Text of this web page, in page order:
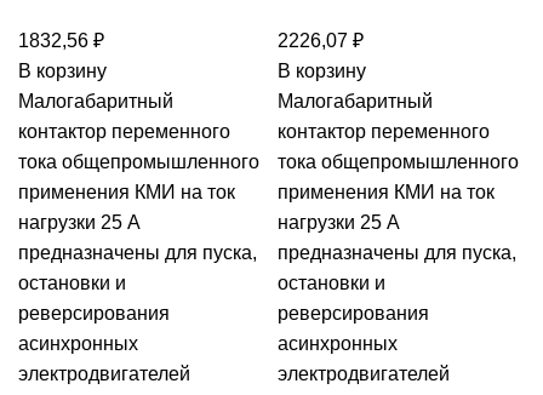
1832,56 ₽
В корзину
Малогабаритный
контактор переменного
тока общепромышленного
применения КМИ на ток
нагрузки 25 А
предназначены для пуска,
остановки и
реверсирования
асинхронных
электродвигателей
2226,07 ₽
В корзину
Малогабаритный
контактор переменного
тока общепромышленного
применения КМИ на ток
нагрузки 25 А
предназначены для пуска,
остановки и
реверсирования
асинхронных
электродвигателей